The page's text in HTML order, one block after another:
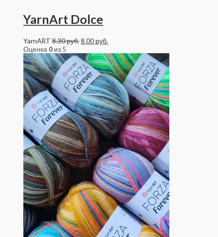
YarnArt Dolce
YarnART 8.30руб.8.00 руб.
Оценка 0 из 5